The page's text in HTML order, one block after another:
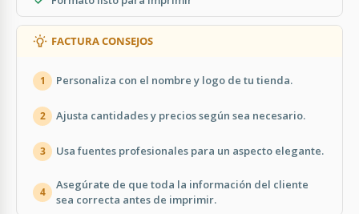
FACTURA CONSEJOS
1 Personaliza con el nombre y logo de tu tienda.
2 Ajusta cantidades y precios según sea necesario.
3 Usa fuentes profesionales para un aspecto elegante.
4
Asegúrate de que toda la información del cliente
sea correcta antes de imprimir.